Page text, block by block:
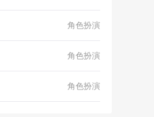
角色扮演
角色扮演
角色扮演